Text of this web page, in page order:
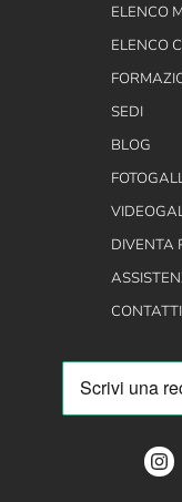
ELENCO
ELENCO
SEDI
BLOG
DIVENTA
CONTATTI